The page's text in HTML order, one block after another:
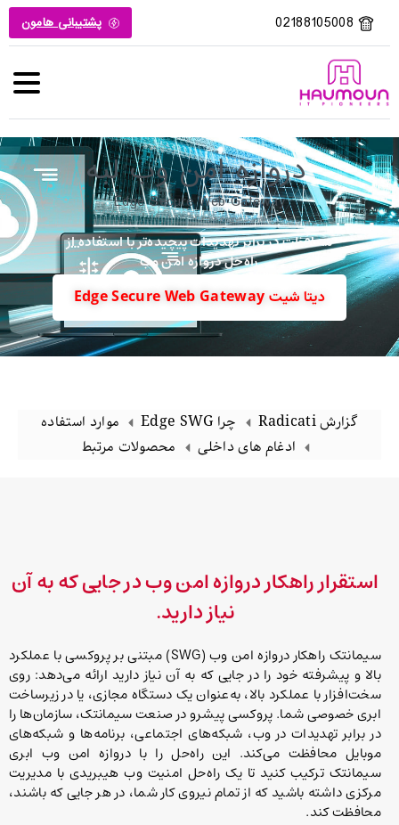
02188105008 پشتیبانی هامون
دروازه امن وب لبه
Edge Secure Web Gateway
محافظت در برابر تهدیدات پیچیده‌تر با استفاده از
راه‌حل دروازه امن وب
دیتا شیت Edge Secure Web Gateway
گزارش Radicati چرا Edge SWG
موارد استفاده
ادغام های داخلی
محصولات مرتبط
استقرار راهکار دروازه امن وب در جایی که به آن
نیاز دارید.
سیمانتک راهکار دروازه امن وب (SWG) مبتنی بر پروکسی با عملکرد
بالا و پیشرفته خود را در جایی که به آن نیاز دارید ارائه می‌دهد: روی
سخت‌افزار با عملکرد بالا، به‌عنوان یک دستگاه مجازی، یا در زیرساخت
ابری خصوصی شما. پروکسی پیشرو در صنعت سیمانتک، سازمان‌ها را
در برابر تهدیدات در وب، شبکه‌های اجتماعی، برنامه‌ها و شبکه‌های
موبایل محافظت می‌کند. این راه‌حل را با دروازه امن وب ابری
سیمانتک ترکیب کنید تا یک راه‌حل امنیت وب هیبریدی با مدیریت
مرکزی داشته باشید که از تمام نیروی کار شما، در هر جایی که باشند،
محافظت کند.